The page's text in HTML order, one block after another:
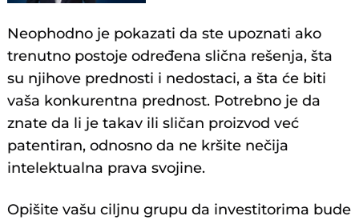
Neophodno je pokazati da ste upoznati ako
trenutno postoje određena slična rešenja, šta
su njihove prednosti i nedostaci, a šta će biti
vaša konkurentna prednost. Potrebno je da
znate da li je takav ili sličan proizvod već
patentiran, odnosno da ne kršite nečija
intelektualna prava svojine.
Opišite vašu ciljnu grupu da investitorima bude